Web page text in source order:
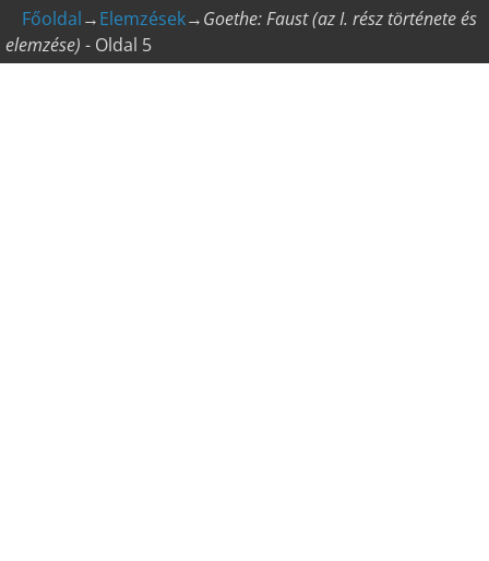
Főoldal→Elemzések→Goethe: Faust (az I. rész története és
elemzése) - Oldal 5